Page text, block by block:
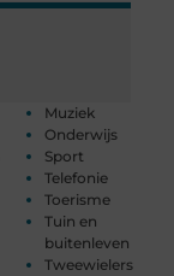
Muziek
Onderwijs
Sport
Telefonie
Toerisme
Tuin en
buitenleven
Tweewielers